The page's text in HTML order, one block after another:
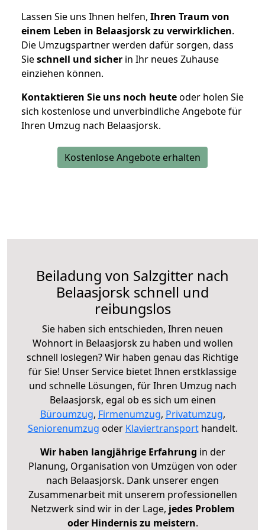
Lassen Sie uns Ihnen helfen, Ihren Traum von
einem Leben in Belaasjorsk zu verwirklichen.
Die Umzugspartner werden dafür sorgen, dass
Sieschnell und sicher in Ihr neues Zuhause
einziehen können.
Kontaktieren Sie uns noch heuteoder holen Sie
sich kostenlose und unverbindliche Angebote für
Ihren Umzug nach Belaasjorsk.
Kostenlose Angebote erhalten
Beiladung von Salzgitter nach
Belaasjorsk schnell und
reibungslos
Sie haben sich entschieden, Ihren neuen
Wohnort in Belaasjorsk zu haben und wollen
schnell loslegen? Wir haben genau das Richtige
für Sie! Unser Service bietet Ihnen erstklassige
und schnelle Lösungen, für Ihren Umzug nach
Belaasjorsk, egal ob es sich um einen
Büroumzug, Firmenumzug, Privatumzug,
Seniorenumzug oder Klaviertransporthandelt.
Wir haben langjährige Erfahrung in der
Planung, Organisation von Umzügen von oder
nach Belaasjorsk. Dank unserer engen
Zusammenarbeit mit unserem professionellen
Netzwerk sind wir in der Lage, jedes Problem
oder Hindernis zu meistern.